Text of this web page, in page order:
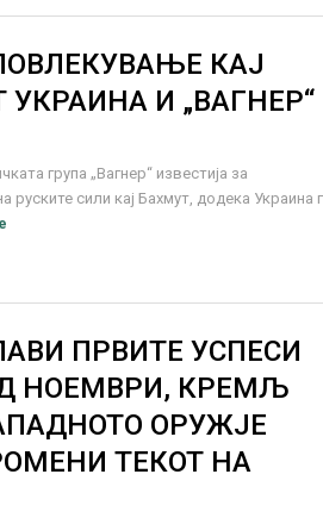
КАЈ
И „ВАГНЕР“
група „Вагнер“ известија за
руските сили кај Бахмут, додека Украина
ПРВИТЕ УСПЕСИ
НОЕМВРИ, КРЕМЉ
ОРУЖЈЕ
ТЕКОТ НА